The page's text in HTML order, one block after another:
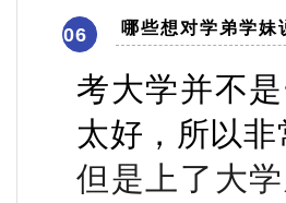
06 哪些想对学弟学妹
考大学并不
太好，所以非
但是上了大